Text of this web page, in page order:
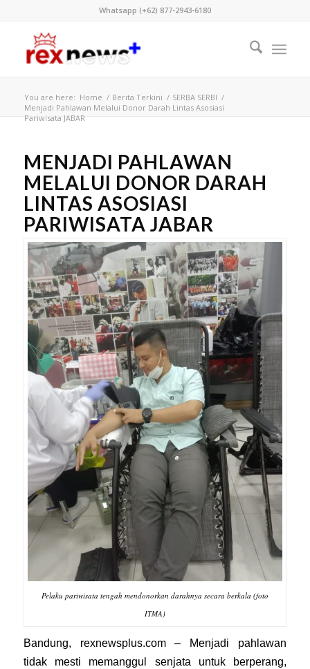
Whatsapp (+62) 877-2943-6180
You are here: Home / Berita Terkini / SERBA SERBI /
Menjadi Pahlawan Melalui Donor Darah Lintas Asosiasi
Pariwisata JABAR
MENJADI PAHLAWAN
MELALUI DONOR DARAH
LINTAS ASOSIASI
PARIWISATA JABAR
Pelaku pariwisata tengah mendonorkan darahnya secara berkala (foto
ITMA)
Bandung, rexnewsplus.com– Menjadi pahlawan
tidak mesti memanggul senjata untuk berperang,